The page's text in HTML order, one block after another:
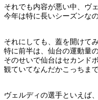
それでも内容が悪い中、ヴ
今年は特に長いシーズンな
それにしても、蓋を開けて
特に前半は、仙台の運動量
そのせいで仙台はセカンド
観ていてなんだかこっちま
ヴェルディの選手といえば